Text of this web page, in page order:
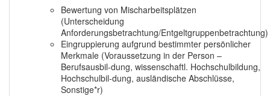
Bewertung von Mischarbeitsplätzen
(Unterscheidung
Anforderungsbetrachtung/Entgeltgruppenbetrachtung)
Eingruppierung aufgrund bestimmter persönlicher
Merkmale (Voraussetzung in der Person –
Berufsausbil-dung, wissenschaftl. Hochschulbildung,
Hochschulbil-dung, ausländische Abschlüsse,
Sonstige*r)